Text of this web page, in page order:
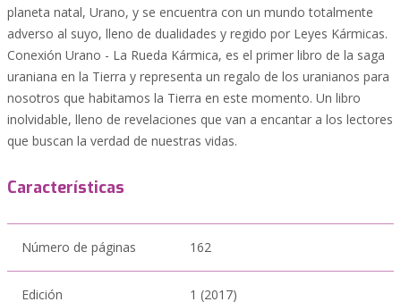
planeta natal, Urano, y se encuentra con un mundo totalmente
adverso al suyo, lleno de dualidades y regido por Leyes Kármicas.
Conexión Urano - La Rueda Kármica, es el primer libro de la saga
uraniana en la Tierra y representa un regalo de los uranianos para
nosotros que habitamos la Tierra en este momento. Un libro
inolvidable, lleno de revelaciones que van a encantar a los lectores
que buscan la verdad de nuestras vidas.
Características
Número de páginas 162
Edición 1 (2017)